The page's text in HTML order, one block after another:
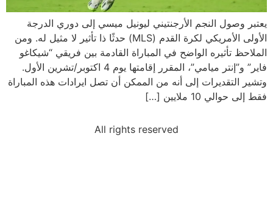
يعتبر وصول النجم الأرجنتيني ليونيل ميسي إلى دوري الدرجة
الأولى الأمريكي لكرة القدم (MLS) حدثًا ذا تأثير لا مثيل له. ومن
الملاحظ تأثيره الواضح في المباراة القادمة بين فريقي “شيكاغو
فاير” و”إنتر ميامي”، المقرر إقامتها يوم 4 اكتوبر/تشرين الأول.
وتشير التقديرات إلى أنه من الممكن أن تصل ايرادات هذه المباراة
فقط إلى حوالي 10 ملايين […]
All rights reserved